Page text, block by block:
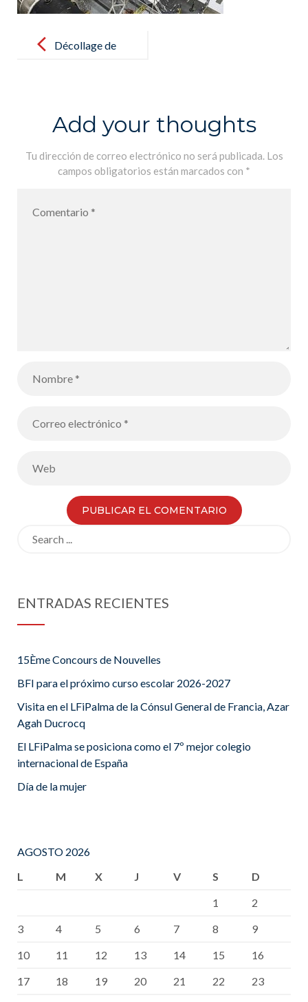
navigationDécollage de
cohete Crew
Dragon –
23/04/2021
Add your thoughts
Tu dirección de correo electrónico no será publicada. Los
campos obligatorios están marcados con *
ENTRADAS RECIENTES
15Ème Concours de Nouvelles
BFI para el próximo curso escolar 2026-2027
Visita en el LFiPalma de la Cónsul General de Francia, Azar
Agah Ducrocq
El LFiPalma se posiciona como el 7º mejor colegio
internacional de España
Día de la mujer
AGOSTO 2026
L
M X J V S
D
1
2
3
4 5 6 7 8
9
10
11 12 13 14 15
16
17
18 19 20 21 22
23